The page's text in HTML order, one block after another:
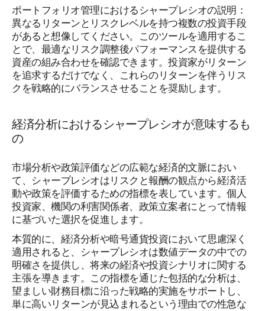
ポートフォリオ管理におけるシャープレシオの説明：
異なるリターンとリスクレベルを持つ複数の投資手段
があると想像してください。このツールを適用するこ
とで、最適なリスク調整後パフォーマンスを提供する
資産の組み合わせを確認できます。投資家がリターン
を追求するだけでなく、これらのリターンを伴うリス
クを戦略的にバランスさせることを奨励します。
経済分析におけるシャープレシオが意味するも
の
市場分析や政策評価などの広範な経済的文脈におい
て、シャープレシオはリスクと報酬の観点から経済活
動や政策を評価するための指標を表しています。個人
投資家、機関の利害関係者、政策立案者にとって情報
に基づいた選択を促進します。
本質的に、経済分析や暗号通貨投資において思慮深く
適用されると、シャープレシオは数値データの中での
明確さを提供し、将来の経済や投資シナリオに関する
主張を導きます。この指標を通じた包括的な分析は、
望ましい財務目標に沿った戦略的実施をサポートし、
単に高いリターンが見込まれるという理由での性急な